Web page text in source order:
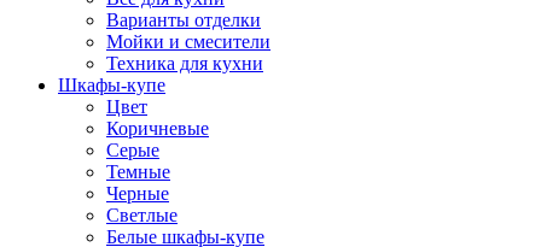
Варианты отделки
Мойки и смесители
Техника для кухни
Шкафы-купе
Цвет
Коричневые
Серые
Темные
Черные
Светлые
Белые шкафы-купе